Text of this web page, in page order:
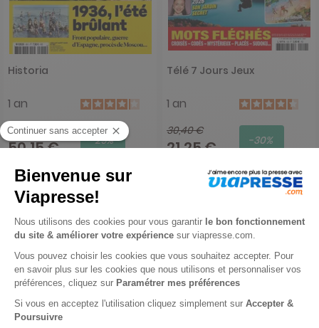
Historia
1 an
71 €
50,15 € -29%
Ajouter au panier
Télé 7 Jours Jeux
1 an
30,40 €
21,25 € -30%
Ajouter au panier